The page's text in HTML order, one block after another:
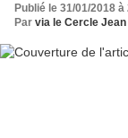
Publié le 31/01/2018 à
Par via le Cercle Jean